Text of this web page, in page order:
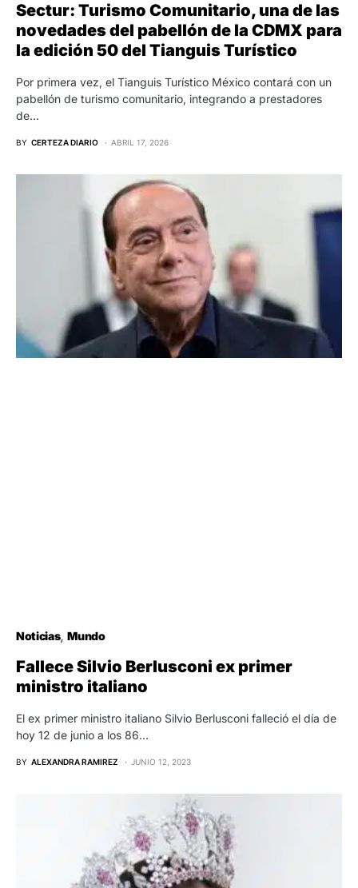
Sectur: Turismo Comunitario, una de las
novedades del pabellón de la CDMX para
la edición 50 del Tianguis Turístico
Por primera vez, el Tianguis Turístico México contará con un
pabellón de turismo comunitario, integrando a prestadores
de…
BY CERTEZA DIARIO ABRIL 17, 2026
Noticias Mundo
Fallece Silvio Berlusconi ex primer
ministro italiano
El ex primer ministro italiano Silvio Berlusconi falleció el día de
hoy 12 de junio a los 86…
BY ALEXANDRA RAMIREZ JUNIO 12, 2023